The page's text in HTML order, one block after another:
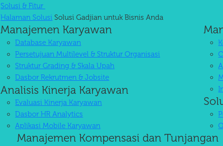
Solusi & Fitur
Halaman Solusi Solusi Gadjian untuk Bisnis Anda
Manajemen Karyawan
Database Karyawan
Persetujuan Multilevel & Struktur Organisasi
Struktur Grading & Skala Upah
Dasbor Rekrutmen & Jobsite
Analisis Kinerja Karyawan
Evaluasi Kinerja Karyawan
Dasbor HR Analytics
Aplikasi Mobile Karyawan
Manajemen Kompensasi dan Tunjangan